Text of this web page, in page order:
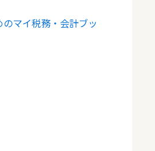
マイ税務・会計ブッ